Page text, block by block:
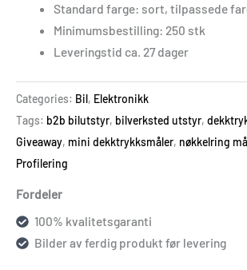
Standard farge: sort, tilpassede
Minimumsbestilling: 250 stk
Leveringstid ca. 27 dager
Categories: Bil, Elektronikk
Tags: b2b bilutstyr, bilverksted utstyr,
Giveaway, mini dekktrykksmåler, nøkkelring
Profilering
Fordeler
100% kvalitetsgaranti
Bilder av ferdig produkt før levering